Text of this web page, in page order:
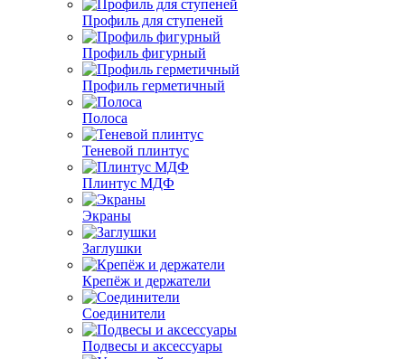
Профиль для ступеней
Профиль фигурный
Профиль герметичный
Полоса
Теневой плинтус
Плинтус МДФ
Экраны
Заглушки
Крепёж и держатели
Соединители
Подвесы и аксессуары